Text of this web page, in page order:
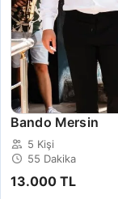
Bando Mersin
5 Kişi
55 Dakika
13.000 TL